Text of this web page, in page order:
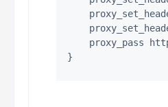
proxy_pass